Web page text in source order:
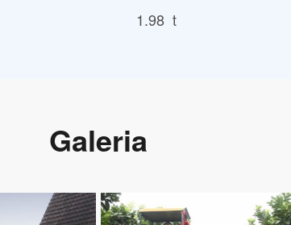
1.98 t
Galeria